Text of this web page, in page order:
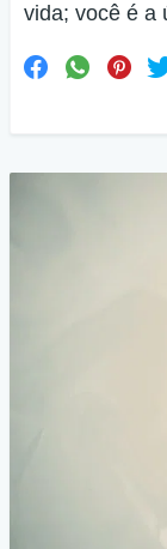
vida; você é a